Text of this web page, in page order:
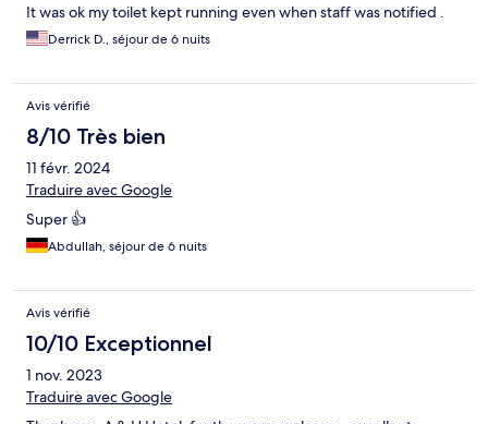
It was ok my toilet kept running even when staff was notified .
Derrick D., séjour de 6 nuits
Avis vérifié
8/10 Très bien
11 févr. 2024
Traduire avec Google
Super 👍
Abdullah, séjour de 6 nuits
Avis vérifié
10/10 Exceptionnel
1 nov. 2023
Traduire avec Google